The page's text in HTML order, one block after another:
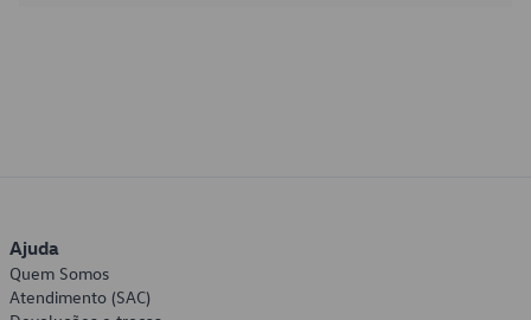
Ajuda
Quem Somos
Atendimento (SAC)